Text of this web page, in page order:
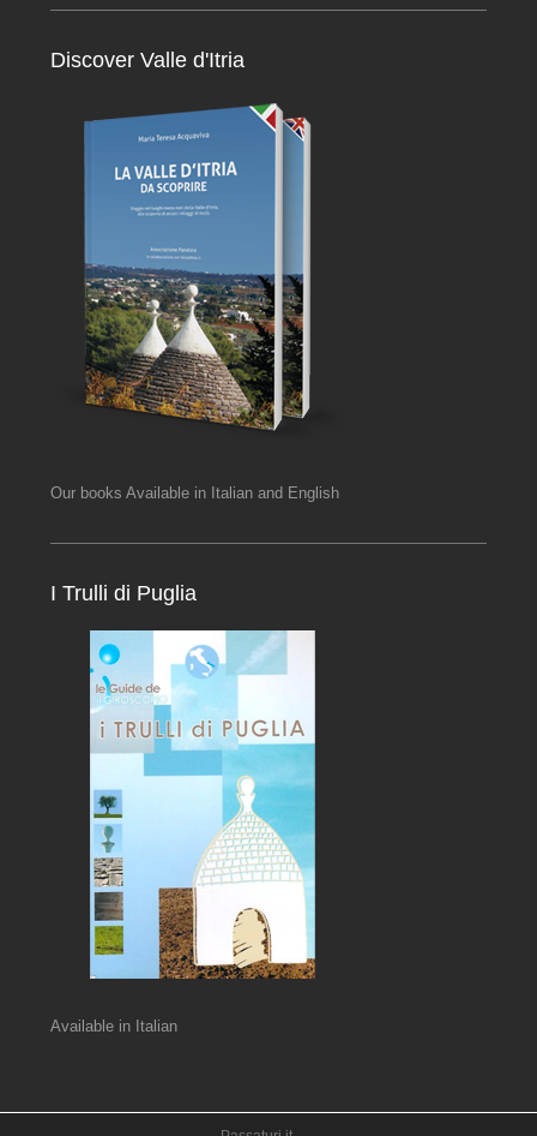
Discover Valle d'Itria
Our books Available in Italian and English
I Trulli di Puglia
Available in Italian